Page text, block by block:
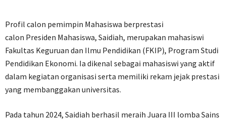
Profil calon pemimpin Mahasiswa berprestasi
calon Presiden Mahasiswa, Saidiah, merupakan mahasiswi
Fakultas Keguruan dan Ilmu Pendidikan (FKIP), Program Studi
Pendidikan Ekonomi. Ia dikenal sebagai mahasiswi yang aktif
dalam kegiatan organisasi serta memiliki rekam jejak prestasi
yang membanggakan universitas.
Pada tahun 2024, Saidiah berhasil meraih Juara III lomba Sains